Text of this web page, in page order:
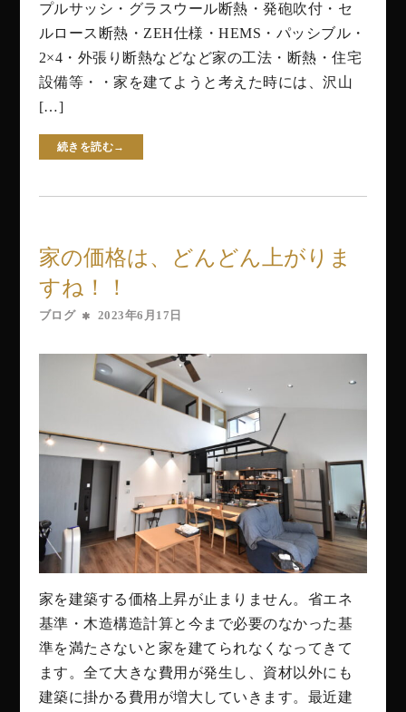
プルサッシ・グラスウール断熱・発砲吹付・セ
ルロース断熱・ZEH仕様・HEMS・パッシブル・
2×4・外張り断熱などなど家の工法・断熱・住宅
設備等・・家を建てようと考えた時には、沢山
[…]
続きを読む→
家の価格は、どんどん上がりま
すね！！
ブログ 2023年6月17日
家を建築する価格上昇が止まりません。省エネ
基準・木造構造計算と今まで必要のなかった基
準を満たさないと家を建てられなくなってきて
ます。全て大きな費用が発生し、資材以外にも
建築に掛かる費用が増大していきます。最近建